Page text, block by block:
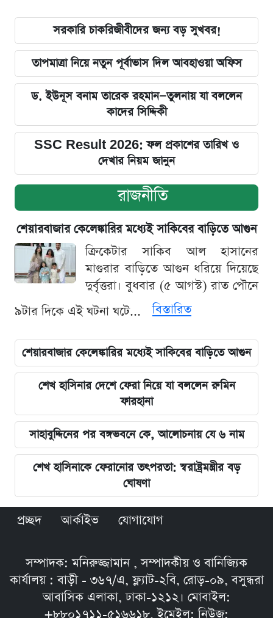
সরকারি চাকরিজীবীদের জন্য বড় সুখবর!
তাপমাত্রা নিয়ে নতুন পূর্বাভাস দিল আবহাওয়া অফিস
ড. ইউনূস বনাম তারেক রহমান—তুলনায় যা বললেন
কাদের সিদ্দিকী
SSC Result 2026: ফল প্রকাশের তারিখ ও
দেখার নিয়ম জানুন
রাজনীতি
শেয়ারবাজার কেলেঙ্কারির মধ্যেই সাকিবের বাড়িতে আগুন
ক্রিকেটার সাকিব আল হাসানের
মাগুরার বাড়িতে আগুন ধরিয়ে দিয়েছে
দুর্বৃত্তরা। বুধবার (৫ আগস্ট) রাত পৌনে
৯টার দিকে এই ঘটনা ঘটে...
বিস্তারিত
শেয়ারবাজার কেলেঙ্কারির মধ্যেই সাকিবের বাড়িতে আগুন
শেখ হাসিনার দেশে ফেরা নিয়ে যা বললেন রুমিন
ফারহানা
সাহাবুদ্দিনের পর বঙ্গভবনে কে, আলোচনায় যে ৬ নাম
শেখ হাসিনাকে ফেরানোর তৎপরতা: স্বরাষ্ট্রমন্ত্রীর বড়
ঘোষণা
প্রচ্ছদ আর্কাইভ যোগাযোগ
সম্পাদক: মনিরুজ্জামান , সম্পাদকীয় ও বানিজ্যিক
কার্যালয় : বাড়ী - ৩৬৭/এ, ফ্ল্যাট-২বি, রোড়-০৯, বসুন্ধরা
আবাসিক এলাকা, ঢাকা-১২১২। মোবাইল:
+৮৮০১৭১১-৫১৬৬১৮, ইমেইল: নিউজ: